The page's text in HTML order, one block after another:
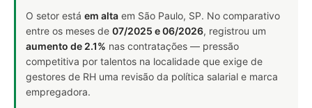
O setor está em alta em São Paulo, SP. No comparativo
entre os meses de 07/2025 e 06/2026, registrou um
aumento de 2.1% nas contratações — pressão
competitiva por talentos na localidade que exige de
gestores de RH uma revisão da política salarial e marca
empregadora.